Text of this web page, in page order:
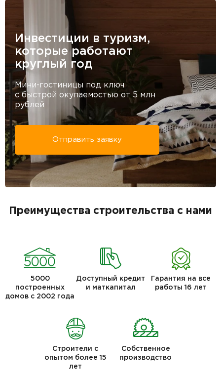
Инвестиции в туризм,
которые работают
круглый год
Мини-гостиницы под ключ
с быстрой окупаемостью от 5 млн
рублей
Отправить заявку
Преимущества строительства с нами
5000
построенных
домов с 2002 года
Доступный кредит
и маткапитал
Гарантия на все
работы 16 лет
Строители с
опытом более 15
лет
Собственное
производство